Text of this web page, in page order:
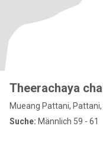
Theerachaya
Mueang Pattani,
Suche: Männlich 59 - 61